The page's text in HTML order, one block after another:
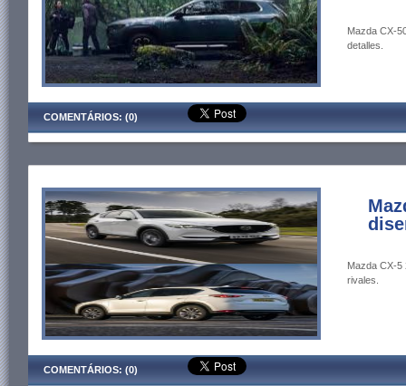
Mazda CX-
detalles.
COMENTÁRIOS: (0)
Mazda CX-5
rivales.
COMENTÁRIOS: (0)